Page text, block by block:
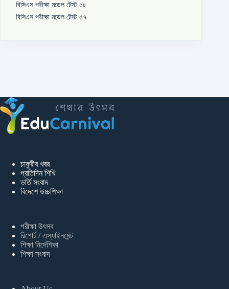
বিসিএস পরীক্ষা মডেল টেস্ট ৫৮
বিসিএস পরীক্ষা মডেল টেস্ট ৫৭
চাকুরীর খবর
প্রতিদিন শিখি
ভর্তি সংবাদ
বিদেশে উচ্চশিক্ষা
পরীক্ষা উৎসব
রিপোর্ট / এস্যাইনমেন্ট
শিক্ষা নির্দেশিকা
শিক্ষা সংবাদ